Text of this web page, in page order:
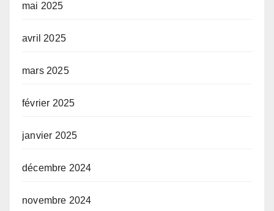
mai 2025
avril 2025
mars 2025
février 2025
janvier 2025
décembre 2024
novembre 2024